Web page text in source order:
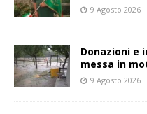
9 Agosto 2026
Donazioni e
messa in
9 Agosto 2026